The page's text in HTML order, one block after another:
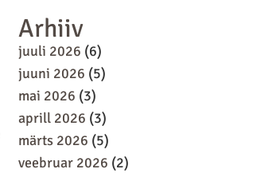
Arhiiv
juuli 2026 (6)
juuni 2026 (5)
mai 2026 (3)
aprill 2026 (3)
märts 2026 (5)
veebruar 2026 (2)